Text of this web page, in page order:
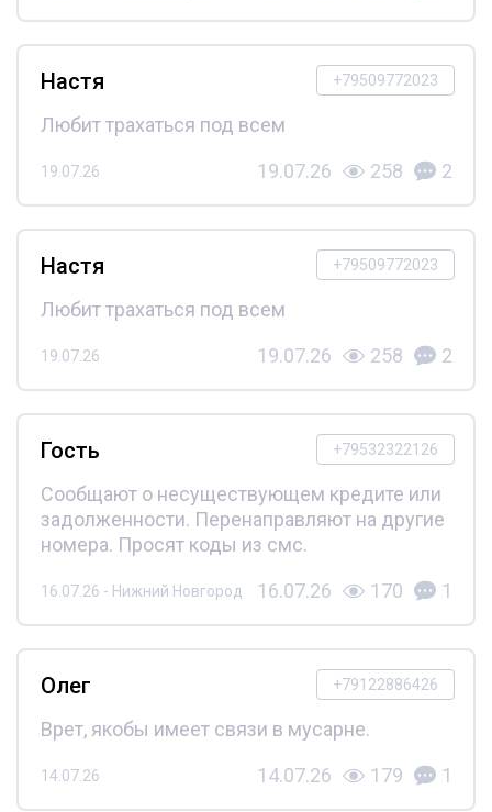
+79509772023
Настя
Любит трахаться под всем
19.07.26 19.07.26 258 2
+79509772023
Настя
Любит трахаться под всем
19.07.26 19.07.26 258 2
+79532322126
Гость
Сообщают о несуществующем кредите или
задолженности. Перенаправляют на другие
номера. Просят коды из смс.
16.07.26 - Нижний Новгород 16.07.26 170 1
+79122886426
Олег
Врет, якобы имеет связи в мусарне.
14.07.26 14.07.26 179 1